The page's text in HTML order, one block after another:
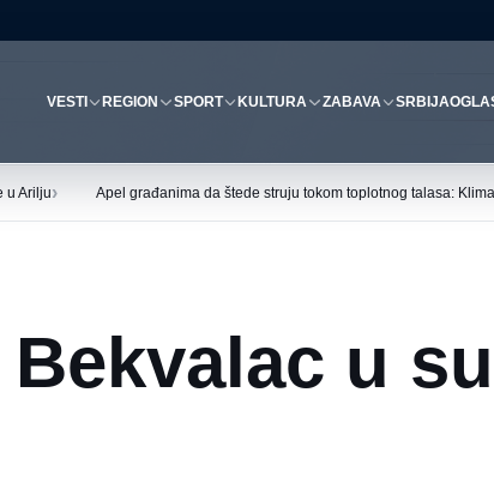
VESTI REGION SPORT KULTURA ZABAVA SRBIJA
u Arilju› Apel građanima da štede struju tokom toplotnog talasa:
u